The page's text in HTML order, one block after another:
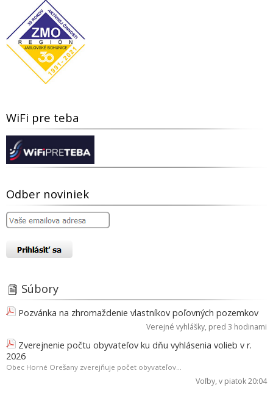
WiFi pre teba
Odber noviniek
Súbory
Pozvánka na zhromaždenie vlastníkov poľovných pozemkov
Verejné vyhlášky, pred 3 hodinami
Zverejnenie počtu obyvateľov ku dňu vyhlásenia volieb v r.
2026
Obec Horné Orešany zverejňuje počet obyvateľov...
Voľby, v piatok 20:04